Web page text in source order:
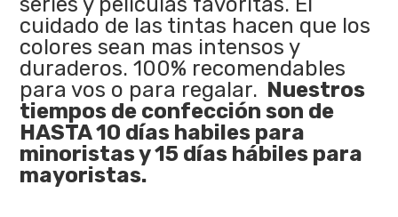
cuidado de las tintas hacen que los
colores sean mas intensos y
duraderos. 100% recomendables
para vos o para regalar. Nuestros
tiempos de confección son de
HASTA 10 días habiles para
minoristas y 15 días hábiles para
mayoristas.